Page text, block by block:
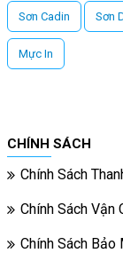
Sơn Cadin
Sơn
Mực In
CHÍNH SÁCH
Chính Sách
Chính Sách Vận
Chính Sách Bảo